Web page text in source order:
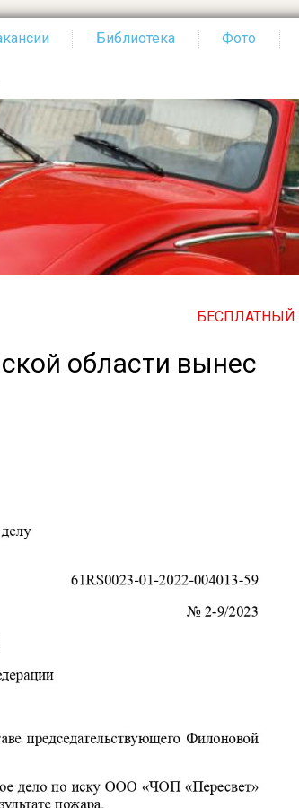
Библиотека Фото
БЕСПЛАТНЫЙ ПО ВСЕЙ
области вынес